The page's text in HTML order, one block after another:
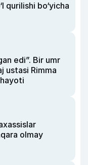
qurilishi bo‘yicha
edi”. Bir umr
ustasi Rimma
olmay